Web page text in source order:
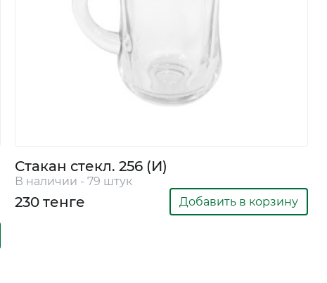
Стакан стекл. 256 (И)
В наличии - 79 штук
230 тенге Добавить в корзину